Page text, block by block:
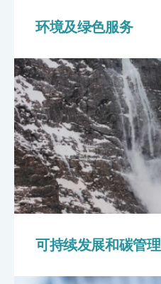
环境及绿色服务
可持续发展和碳管理